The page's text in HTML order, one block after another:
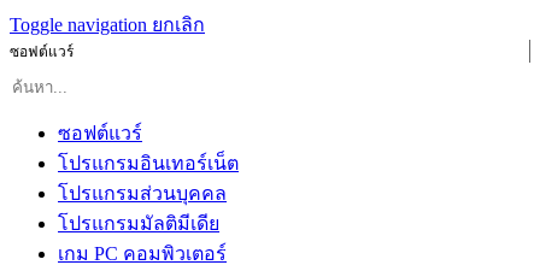
Toggle navigation ยกเลิก
ซอฟต์แวร์
ซอฟต์แวร์
โปรแกรมอินเทอร์เน็ต
โปรแกรมส่วนบุคคล
โปรแกรมมัลติมีเดีย
เกม PC คอมพิวเตอร์